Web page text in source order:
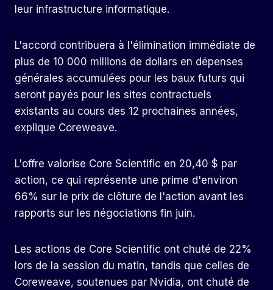
leur infrastructure informatique.
L'accord contribuera à l'élimination immédiate de
plus de 10 000 millions de dollars en dépenses
générales accumulées pour les baux futurs qui
seront payés pour les sites contractuels
existants au cours des 12 prochaines années,
explique Coreweave.
L'offre valorise Core Scientific en 20,40 $ par
action, ce qui représente une prime d'environ
66% sur le prix de clôture de l'action avant les
rapports sur les négociations fin juin.
Les actions de Core Scientific ont chuté de 22%
lors de la session du matin, tandis que celles de
Coreweave, soutenues par Nvidia, ont chuté de